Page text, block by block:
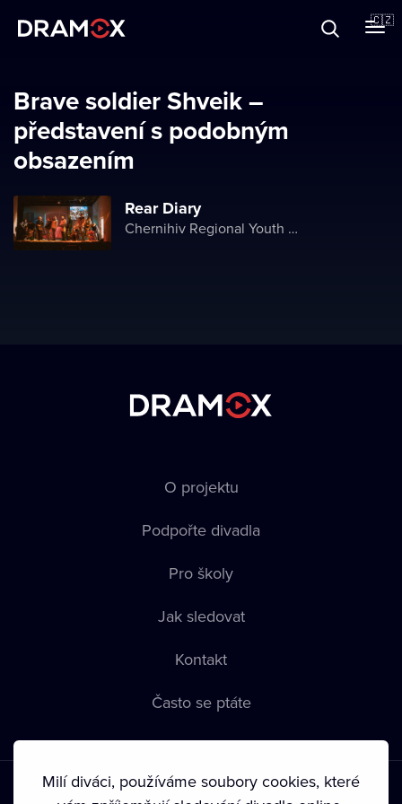
🇨🇿
Brave soldier Shveik –
představení s podobným
obsazením
Rear Diary
Chernihiv Regional Youth Theater
O projektu
Podpořte divadla
Pro školy
Jak sledovat
Kontakt
Často se ptáte
Milí diváci, používáme soubory cookies, které